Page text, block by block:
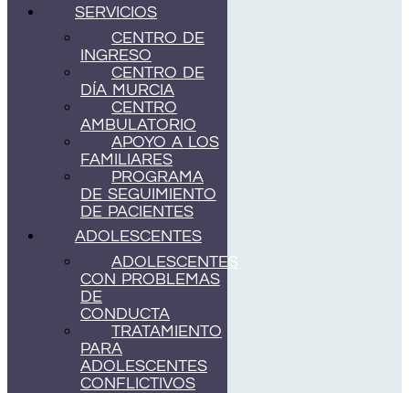
SERVICIOS
CENTRO DE
INGRESO
CENTRO DE
DÍA MURCIA
CENTRO
AMBULATORIO
APOYO A LOS
FAMILIARES
PROGRAMA
DE SEGUIMIENTO
DE PACIENTES
ADOLESCENTES
ADOLESCENTES
CON PROBLEMAS
DE
CONDUCTA
TRATAMIENTO
PARA
ADOLESCENTES
CONFLICTIVOS